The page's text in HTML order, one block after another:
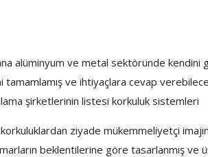
alüminyum ve metal sektöründe
ve ihtiyaçlara cevap
şirketlerinin listesi korkuluk sistemleri
ziyade mükemmeliyetçi
beklentilerine göre tasarlanmış ve